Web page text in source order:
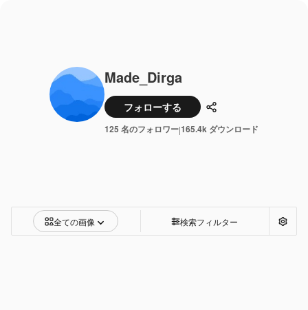
Made_Dirga
フォローする 共有
125 名のフォロワー|165.4k ダウンロード
全ての画像 検索フィルター